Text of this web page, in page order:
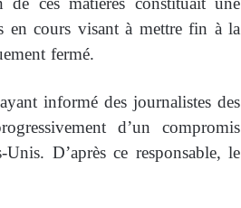
en cours visant à mettre fin à la
fermé.
informé des journalistes des
d’un compromis
D’après ce responsable, le